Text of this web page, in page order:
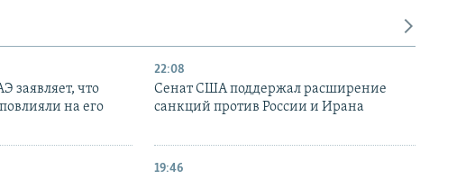
заявляет, что
на его
22:08
Сенат США поддержал расширение
санкций против России и Ирана
19:46